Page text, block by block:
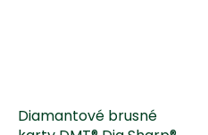
Diamantové brusné